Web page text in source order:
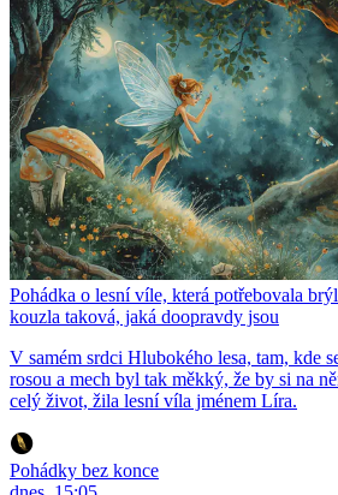
Pohádka o lesní víle, která potřebovala
kouzla taková, jaká doopravdy jsou
V samém srdci Hlubokého lesa, tam, kde
rosou a mech byl tak měkký, že by si na
celý život, žila lesní víla jménem Líra.
Pohádky bez konce